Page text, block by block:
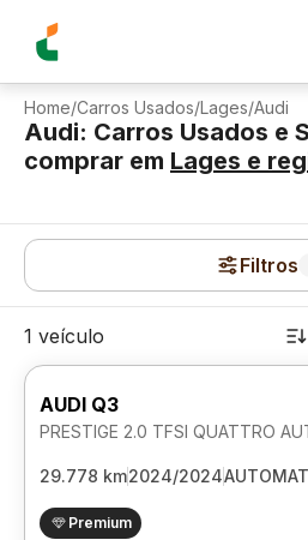
Home/Carros Usados/Lages/Audi
Audi: Carros Usados e
comprar em Lages e
Filtros
1 veículo
AUDI Q3
PRESTIGE 2.0 TFSI QUATTRO
29.778 km2024/2024
Premium